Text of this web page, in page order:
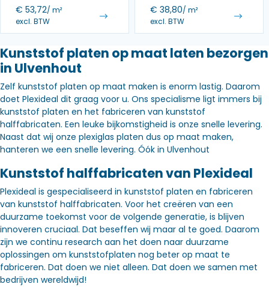
€ 53,72/ m²
excl. BTW
€ 38,80/ m²
excl. BTW
Kunststof platen op maat laten bezorgen
in Ulvenhout
Zelf kunststof platen op maat maken is enorm lastig. Daarom
doet Plexideal dit graag voor u. Ons specialisme ligt immers bij
kunststof platen en het fabriceren van kunststof
halffabricaten. Een leuke bijkomstigheid is onze snelle levering.
Naast dat wij onze plexiglas platen dus op maat maken,
hanteren we een snelle levering. Óók in Ulvenhout
Kunststof halffabricaten van Plexideal
Plexideal is gespecialiseerd in kunststof platen en fabriceren
van kunststof halffabricaten. Voor het creëren van een
duurzame toekomst voor de volgende generatie, is blijven
innoveren cruciaal. Dat beseffen wij maar al te goed. Daarom
zijn we continu research aan het doen naar duurzame
oplossingen om kunststofplaten nog beter op maat te
fabriceren. Dat doen we niet alleen. Dat doen we samen met
bedrijven wereldwijd!